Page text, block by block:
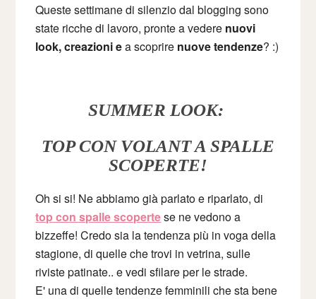
Queste settimane di silenzio dal blogging sono
state ricche di lavoro, pronte a vedere nuovi
look, creazioni ea scoprire nuove tendenze? :)
SUMMER LOOK:
TOP CON VOLANT A SPALLE
SCOPERTE!
Oh si si! Ne abbiamo già parlato e riparlato, di
top con spalle scopertese ne vedono a
bizzeffe! Credo sia la tendenza più in voga della
stagione, di quelle che trovi in vetrina, sulle
riviste patinate.. e vedi sfilare per le strade.
E' una di quelle tendenze femminili che sta bene